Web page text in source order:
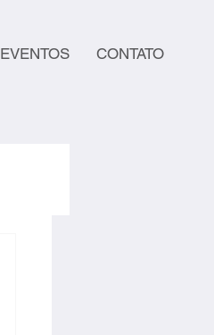
EVENTOS CONTATO